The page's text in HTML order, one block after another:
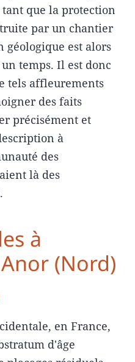
que la protection
par un chantier
est alors
temps. Il est donc
tels affleurements
des faits
précisément et
à
des
là des
à
(Nord)
en France,
d'âge